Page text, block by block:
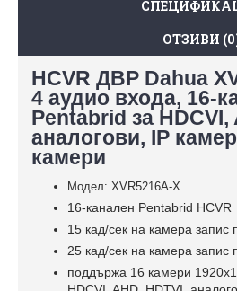
ОТЗИВИ
HCVR ДВР Dahua
4 аудио входа, 16-
Pentabrid за HDCVI,
аналогови, IP
камери
Модел: XVR5216A-X
16-канален Pentabrid HCVR
15 кад/сек на камера запис
25 кад/сек на камера запис
поддържа 16 камери